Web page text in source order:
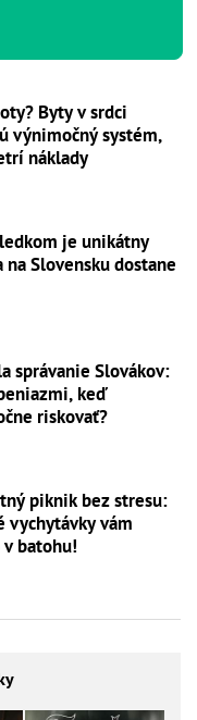
Byty v srdci
výnimočný systém,
náklady
je unikátny
na Slovensku dostane
správanie Slovákov:
keď
riskovať?
piknik bez stresu:
vychytávky vám
batohu!